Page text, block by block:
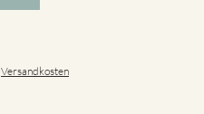
Versandkosten